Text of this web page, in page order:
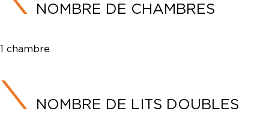
NOMBRE DE CHAMBRES
1 chambre
NOMBRE DE LITS DOUBLES